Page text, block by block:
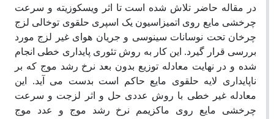
در مقاله حاضر تلاش شده است تا اثر ویسکوزیته و سرعت
چرخشی مایع روی اتمیزاسیون یک اسپری حلقوی توخالی لزج
چرخان تحت نوسانات سینوسی و جریان هوای غیر لزج مورد
بررسی قرار گیرد. این کار به روش تئوری پایداری خطی انجام
شده و در نهایت معادله توزیع بدون بعد نرخ رشد موج که بر
ناپایداری لایه حلقوی مایع حاکم است بدست می آید. این
معادله غیر خطی با روش عددی حل و اثر لزجت و سرعت
چرخشی مایع روی ماکزیمم نرخ رشد موج و عدد موج